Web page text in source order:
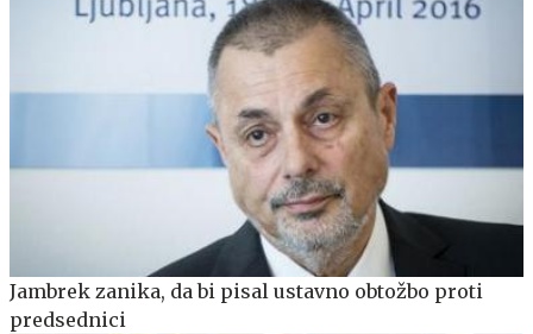
Jambrek zanika, da bi pisal ustavno obtožbo proti
predsednici